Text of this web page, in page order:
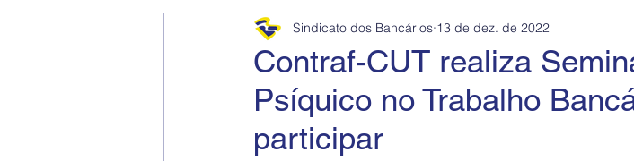
HSBC Financeiras Jurídico
Contraf-CUT realiza
Psíquico no Trabalho
participar
Sindicato dos Bancários 13 de dez. de 2022